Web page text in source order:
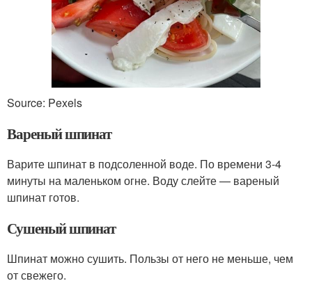
Source: Pexels
Вареный шпинат
Варите шпинат в подсоленной воде. По времени 3-4
минуты на маленьком огне. Воду слейте — вареный
шпинат готов.
Сушеный шпинат
Шпинат можно сушить. Пользы от него не меньше, чем
от свежего.